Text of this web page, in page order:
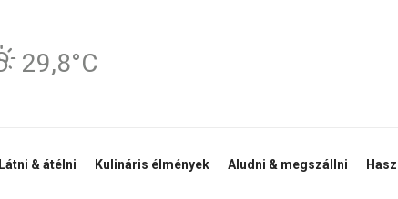
29,8°C
Látni & átélni Kulináris élmények Aludni & megszállni